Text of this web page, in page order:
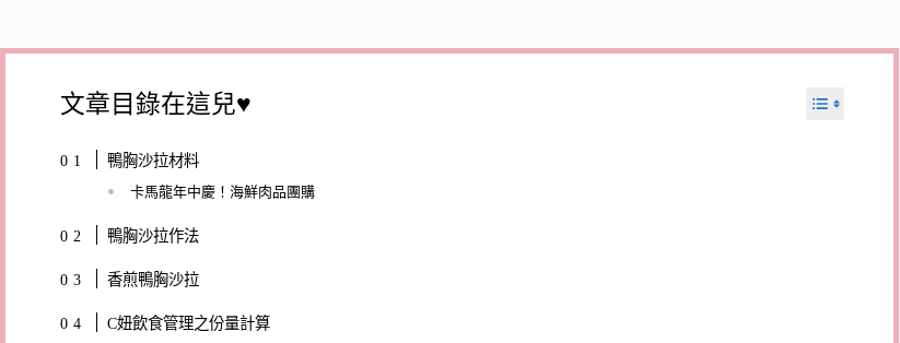
文章目錄在這兒♥
鴨胸沙拉材料
卡馬龍年中慶！海鮮肉品團購
鴨胸沙拉作法
香煎鴨胸沙拉
C妞飲食管理之份量計算